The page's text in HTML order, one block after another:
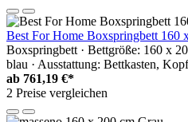
Best For Home Boxspringbett 160
Boxspringbett · Bettgröße: 160 x
blau · Ausstattung: Bettkasten,
ab 761,19 €*
2 Preise vergleichen